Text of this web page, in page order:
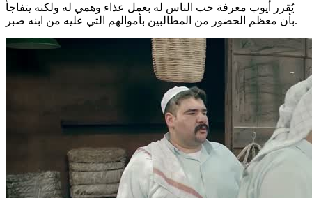
يُقرر أيوب معرفة حب الناس له بعمل عذاء وهمي له ولكنه يتفاجأ
بأن معظم الحضور من المطالبين بأموالهم التي عليه من ابنه صبر.